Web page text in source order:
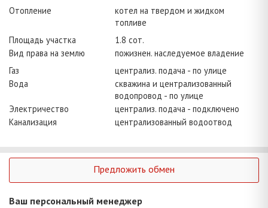
Отопление
котел на твердом и жидком
топливе
Площадь участка
1.8 сот.
Вид права на землю
пожизнен. наследуемое владение
Газ
централиз. подача - по улице
Вода
скважина и централизованный
водопровод - по улице
Электричество
централиз. подача - подключено
Канализация
централизованный водоотвод
Предложить обмен
Ваш персональный менеджер